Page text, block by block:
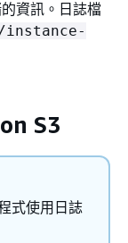
資訊。日誌檔
S3
式使用日誌